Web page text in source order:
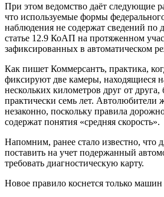
При этом ведомство даёт следующие
что используемые формы
наблюдения не содержат сведений по
статье 12.9 КоАП на протяженном
зафиксированных в автоматическом
Как пишет Коммерсантъ, практика,
фиксируют две камеры, находящиеся
нескольких километров друг от
практически семь лет. Автолюбители
незаконно, поскольку правила
содержат понятия «средняя скорость».
Напомним, ранее стало известно, что
поставить на учет подержанный
требовать диагностическую карту.
Новое правило коснется только машин